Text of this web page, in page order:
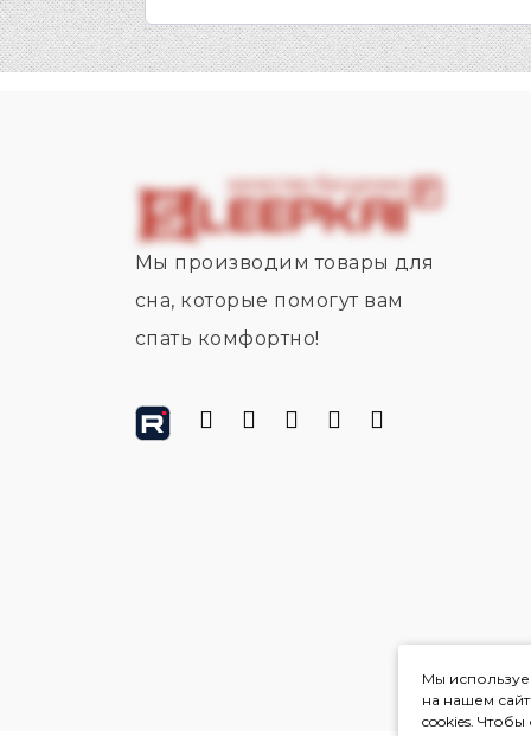
Мы
на нашем
cookies.
Мы производим товары для
сна, которые помогут вам
спать комфортно!